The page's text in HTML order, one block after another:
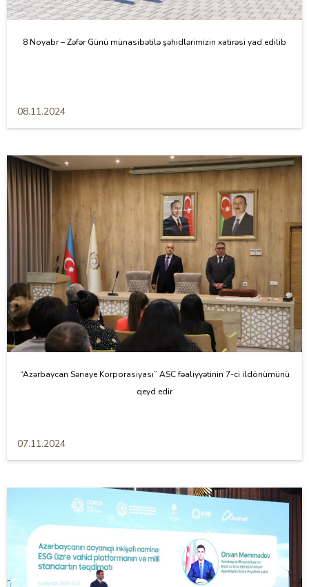
8 Noyabr – Zəfər Günü münasibətilə şəhidlərimizin xatirəsi yad edilib
08.11.2024
“Azərbaycan Sənaye Korporasiyası” ASC fəaliyyətinin 7-ci ildönümünü
qeyd edir
07.11.2024